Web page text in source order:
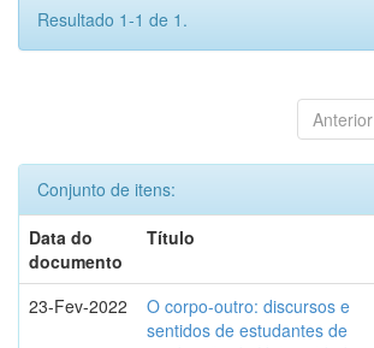
Resultado 1-1 de 1.
Anterior
Conjunto de itens:
Data do
documento
Título
23-Fev-2022
O corpo-outro: discursos e
sentidos de estudantes de